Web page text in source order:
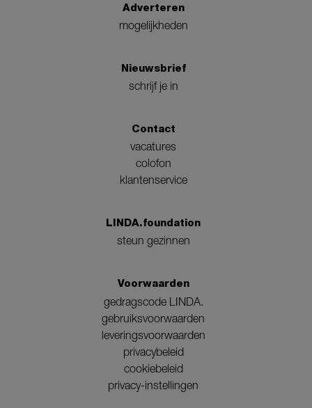
Adverteren
mogelijkheden
Nieuwsbrief
schrijf je in
Contact
vacatures
colofon
klantenservice
LINDA.foundation
steun gezinnen
Voorwaarden
gedragscode LINDA.
gebruiksvoorwaarden
leveringsvoorwaarden
privacybeleid
cookiebeleid
privacy-instellingen